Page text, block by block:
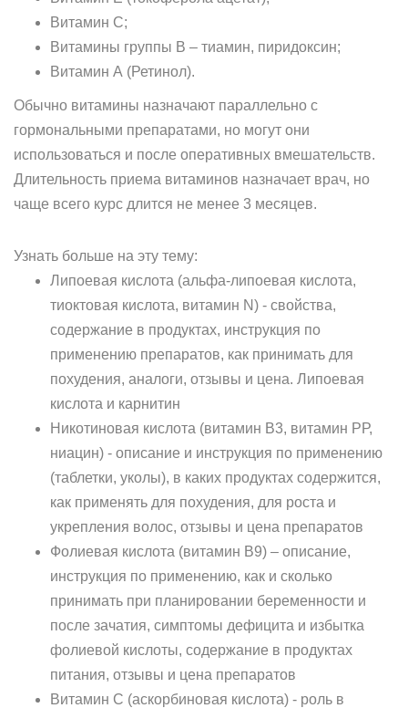
Витамин С;
Витамины группы В – тиамин, пиридоксин;
Витамин А (Ретинол).
Обычно витамины назначают параллельно с
гормональными препаратами, но могут они
использоваться и после оперативных вмешательств.
Длительность приема витаминов назначает врач, но
чаще всего курс длится не менее 3 месяцев.
Узнать больше на эту тему:
Липоевая кислота (альфа-липоевая кислота,
тиоктовая кислота, витамин N) - свойства,
содержание в продуктах, инструкция по
применению препаратов, как принимать для
похудения, аналоги, отзывы и цена. Липоевая
кислота и карнитин
Никотиновая кислота (витамин В3, витамин РР,
ниацин) - описание и инструкция по применению
(таблетки, уколы), в каких продуктах содержится,
как применять для похудения, для роста и
укрепления волос, отзывы и цена препаратов
Фолиевая кислота (витамин B9) – описание,
инструкция по применению, как и сколько
принимать при планировании беременности и
после зачатия, симптомы дефицита и избытка
фолиевой кислоты, содержание в продуктах
питания, отзывы и цена препаратов
Витамин С (аскорбиновая кислота) - роль в